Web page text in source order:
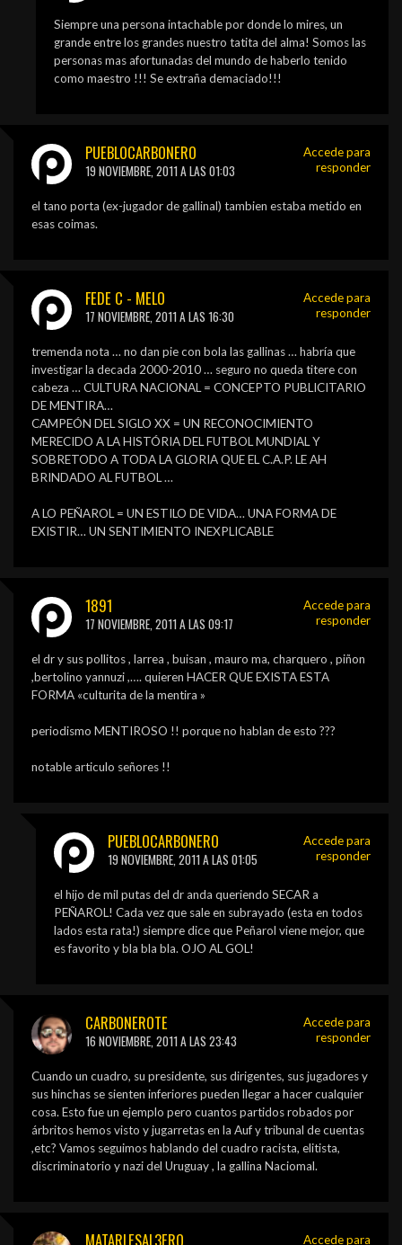
Siempre una persona intachable por donde lo mires, un
grande entre los grandes nuestro tatita del alma! Somos las
personas mas afortunadas del mundo de haberlo tenido
como maestro !!! Se extraña demaciado!!!
PUEBLOCARBONERO
19 NOVIEMBRE, 2011 A LAS 01:03
el tano porta (ex-jugador de gallinal) tambien estaba metido en
esas coimas.
Accede para
responder
FEDE C - MELO
17 NOVIEMBRE, 2011 A LAS 16:30
tremenda nota … no dan pie con bola las gallinas … habría que
investigar la decada 2000-2010 … seguro no queda titere con
cabeza … CULTURA NACIONAL = CONCEPTO PUBLICITARIO
DE MENTIRA…
CAMPEÓN DEL SIGLO XX = UN RECONOCIMIENTO
MERECIDO A LA HISTÓRIA DEL FUTBOL MUNDIAL Y
SOBRETODO A TODA LA GLORIA QUE EL C.A.P. LE AH
BRINDADO AL FUTBOL …
A LO PEÑAROL = UN ESTILO DE VIDA… UNA FORMA DE
EXISTIR… UN SENTIMIENTO INEXPLICABLE
Accede para
responder
1891
17 NOVIEMBRE, 2011 A LAS 09:17
el dr y sus pollitos , larrea , buisan , mauro ma, charquero , piñon
,bertolino yannuzi ,…. quieren HACER QUE EXISTA ESTA
FORMA «culturita de la mentira »
periodismo MENTIROSO !! porque no hablan de esto ???
notable articulo señores !!
Accede para
responder
PUEBLOCARBONERO
19 NOVIEMBRE, 2011 A LAS 01:05
el hijo de mil putas del dr anda queriendo SECAR a
PEÑAROL! Cada vez que sale en subrayado (esta en todos
lados esta rata!) siempre dice que Peñarol viene mejor, que
es favorito y bla bla bla. OJO AL GOL!
Accede para
responder
CARBONEROTE
16 NOVIEMBRE, 2011 A LAS 23:43
Cuando un cuadro, su presidente, sus dirigentes, sus jugadores y
sus hinchas se sienten inferiores pueden llegar a hacer cualquier
cosa. Esto fue un ejemplo pero cuantos partidos robados por
árbritos hemos visto y jugarretas en la Auf y tribunal de cuentas
,etc? Vamos seguimos hablando del cuadro racista, elitista,
discriminatorio y nazi del Uruguay , la gallina Naciomal.
Accede para
responder
MATARLESAL3ERO
Accede para